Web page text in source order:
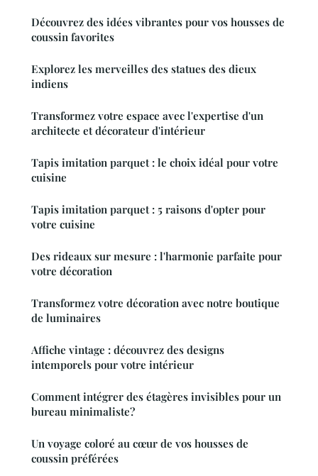
Découvrez des idées vibrantes pour vos housses de
coussin favorites
Explorez les merveilles des statues des dieux
indiens
Transformez votre espace avec l'expertise d'un
architecte et décorateur d'intérieur
Tapis imitation parquet : le choix idéal pour votre
cuisine
Tapis imitation parquet : 5 raisons d'opter pour
votre cuisine
Des rideaux sur mesure : l'harmonie parfaite pour
votre décoration
Transformez votre décoration avec notre boutique
de luminaires
Affiche vintage : découvrez des designs
intemporels pour votre intérieur
Comment intégrer des étagères invisibles pour un
bureau minimaliste?
Un voyage coloré au cœur de vos housses de
coussin préférées